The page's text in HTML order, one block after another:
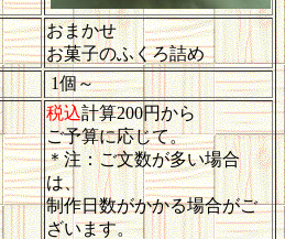
おまかせ
お菓子のふくろ詰め
1個～
税込計算200円から
ご予算に応じて。
＊注：ご文数が多い場合
は、
制作日数がかかる場合がご
ざいます。